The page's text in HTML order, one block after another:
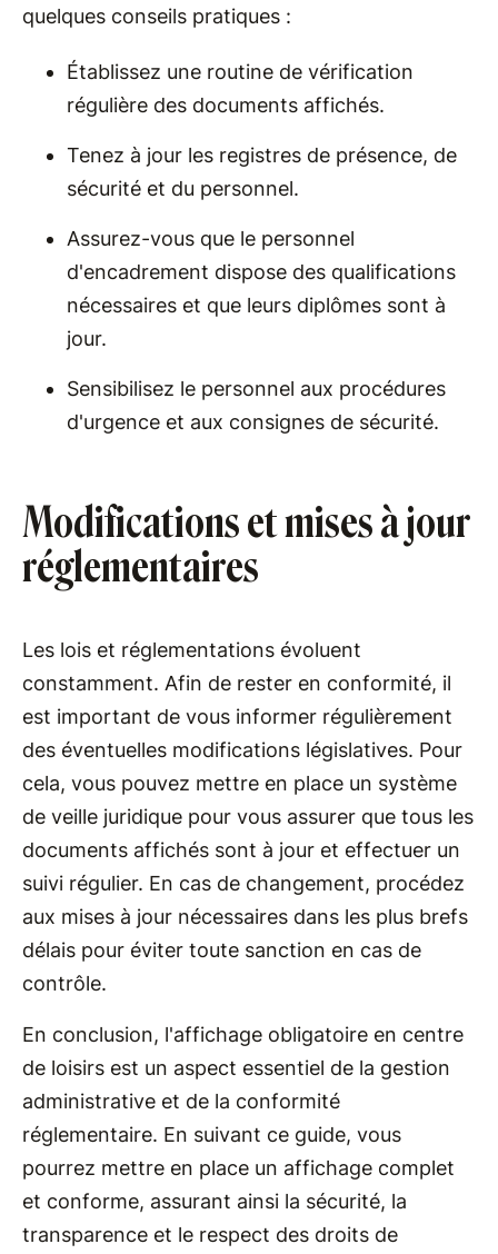
quelques conseils pratiques :
Établissez une routine de vérification
régulière des documents affichés.
Tenez à jour les registres de présence, de
sécurité et du personnel.
Assurez-vous que le personnel
d'encadrement dispose des qualifications
nécessaires et que leurs diplômes sont à
jour.
Sensibilisez le personnel aux procédures
d'urgence et aux consignes de sécurité.
Modifications et mises à jour
réglementaires
Les lois et réglementations évoluent
constamment. Afin de rester en conformité, il
est important de vous informer régulièrement
des éventuelles modifications législatives. Pour
cela, vous pouvez mettre en place un système
de veille juridique pour vous assurer que tous les
documents affichés sont à jour et effectuer un
suivi régulier. En cas de changement, procédez
aux mises à jour nécessaires dans les plus brefs
délais pour éviter toute sanction en cas de
contrôle.
En conclusion, l'affichage obligatoire en centre
de loisirs est un aspect essentiel de la gestion
administrative et de la conformité
réglementaire. En suivant ce guide, vous
pourrez mettre en place un affichage complet
et conforme, assurant ainsi la sécurité, la
transparence et le respect des droits de